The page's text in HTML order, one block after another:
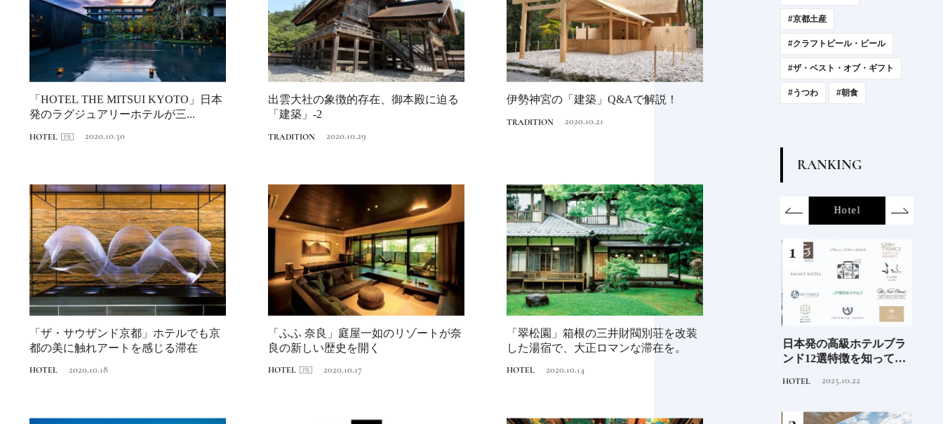
「HOTEL THE MITSUI KYOTO」日本
発のラグジュアリーホテルが三...
HOTEL 2020.10.30
出雲大社の象徴的存在、御本殿に迫る
「建築」-2
TRADITION 2020.10.29
伊勢神宮の「建築」Q&Aで解説！
TRADITION 2020.10.21
「ザ・サウザンド京都」ホテルでも京
都の美に触れアートを感じる滞在
HOTEL 2020.10.18
「ふふ 奈良」庭屋一如のリゾートが奈
良の新しい歴史を開く
HOTEL 2020.10.17
「翠松園」箱根の三井財閥別荘を改装
した湯宿で、大正ロマンな滞在を。
HOTEL 2020.10.14
#京都土産
#クラフトビール・ビール
#ザ・ベスト・オブ・ギフト
#うつわ #朝食
RANKING
Tradition SDGs Hotel
Discover Japan 2026年9月 新次元の塩づくり《田野
日本発の高級ホテルブラ
ンド12選特徴を知って、
喫｜ホテルブランド大解
HOTEL 2025.10.22